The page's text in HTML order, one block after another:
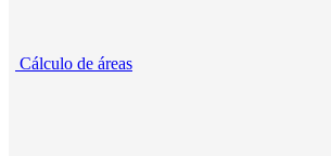
Cálculo de áreas